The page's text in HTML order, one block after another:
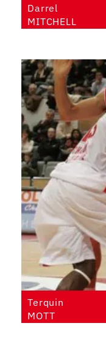
Darrel
MITCHELL
Terquin
MOTT